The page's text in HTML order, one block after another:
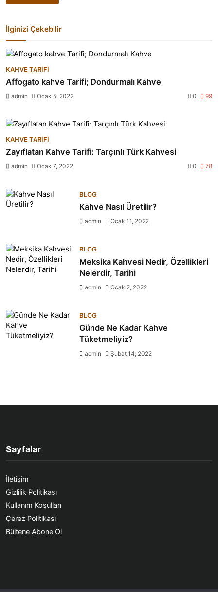
İlginizi Çekebilir
KAHVE TARIFI
Affogato kahve Tarifi; Dondurmalı Kahve
admin Ocak 5, 2022 0 99
KAHVE TARIFI
Zayıflatan Kahve Tarifi: Tarçınlı Türk Kahvesi
admin Ocak 7, 2022 0 78
BLOG
Kahve Nasıl Üretilir?
admin Ocak 11, 2022
BLOG
Meksika Kahvesi Nedir, Özellikleri
Nelerdir, Tarihi
admin Ocak 2, 2022
BLOG
Günde Ne Kadar Kahve
Tüketmeliyiz?
admin Şubat 14, 2022
Sayfalar
İletişim
Gizlilik Politikası
Kullanım Koşulları
Çerez Politikası
Bültene Abone Ol